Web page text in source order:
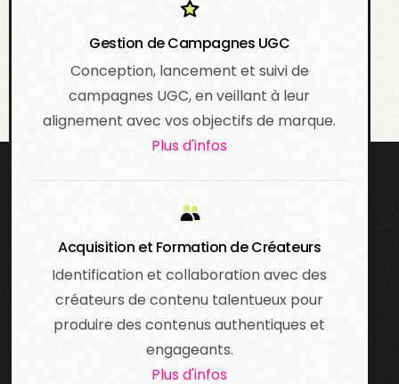
Gestion de Campagnes UGC
Conception, lancement et suivi de
campagnes UGC, en veillant à leur
alignement avec vos objectifs de marque.
Plus d'infos
Acquisition et Formation de Créateurs
Identification et collaboration avec des
créateurs de contenu talentueux pour
produire des contenus authentiques et
engageants.
Plus d'infos